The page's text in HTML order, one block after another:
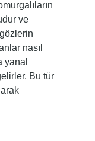
ve
nasıl
yanal
Bu tür